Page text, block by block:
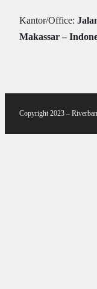
Kantor/Office:
Makassar –
Copyright 2023 –